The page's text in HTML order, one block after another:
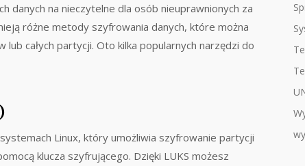
danych na nieczytelne dla osób nieuprawnionych za
różne metody szyfrowania danych, które można
całych partycji. Oto kilka popularnych narzędzi do
Linux, który umożliwia szyfrowanie partycji
klucza szyfrującego. Dzięki LUKS możesz